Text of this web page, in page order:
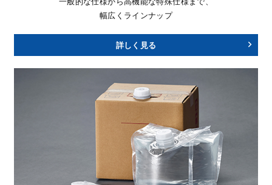
幅広くラインナップ
詳しく見る